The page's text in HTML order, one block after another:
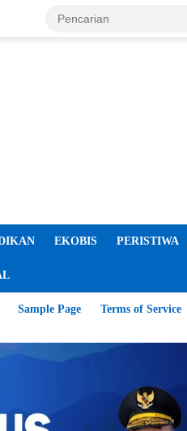
EKOBIS PERISTIWA
Sample Page Terms of Service